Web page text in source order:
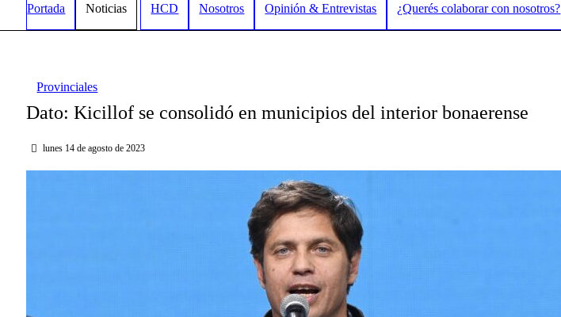
Portada Noticias HCD Nosotros Opinión & Entrevistas ¿Querés colaborar con nosotros?
Provinciales
Dato: Kicillof se consolidó en municipios del interior bonaerense
lunes 14 de agosto de 2023